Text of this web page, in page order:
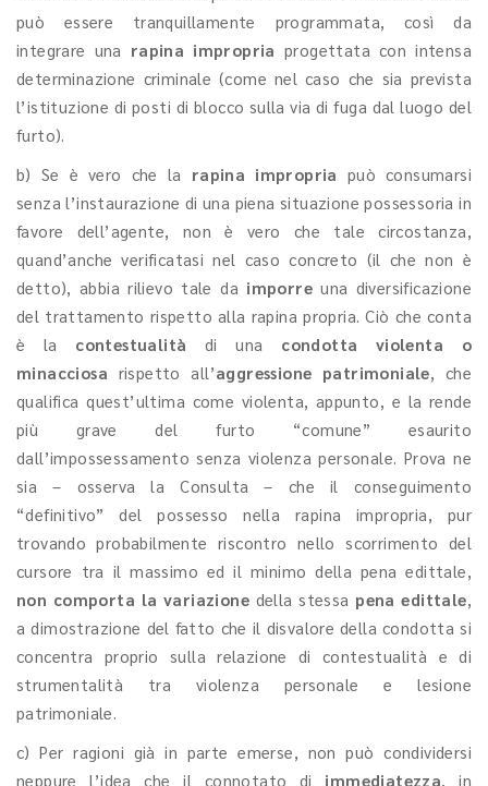
può essere tranquillamente programmata, così da
integrare una rapina impropria progettata con intensa
determinazione criminale (come nel caso che sia prevista
l’istituzione di posti di blocco sulla via di fuga dal luogo del
furto).
b) Se è vero che la rapina impropria può consumarsi
senza l’instaurazione di una piena situazione possessoria in
favore dell’agente, non è vero che tale circostanza,
quand’anche verificatasi nel caso concreto (il che non è
detto), abbia rilievo tale da imporreuna diversificazione
del trattamento rispetto alla rapina propria. Ciò che conta
è la contestualitàdi una condotta violenta o
minacciosa rispetto all’aggressione patrimoniale, che
qualifica quest’ultima come violenta, appunto, e la rende
più grave del furto “comune” esaurito
dall’impossessamento senza violenza personale. Prova ne
sia – osserva la Consulta – che il conseguimento
“definitivo” del possesso nella rapina impropria, pur
trovando probabilmente riscontro nello scorrimento del
cursore tra il massimo ed il minimo della pena edittale,
non comporta la variazione della stessa pena edittale,
a dimostrazione del fatto che il disvalore della condotta si
concentra proprio sulla relazione di contestualità e di
strumentalità tra violenza personale e lesione
patrimoniale.
c) Per ragioni già in parte emerse, non può condividersi
neppure l’idea che il connotato di immediatezza, in